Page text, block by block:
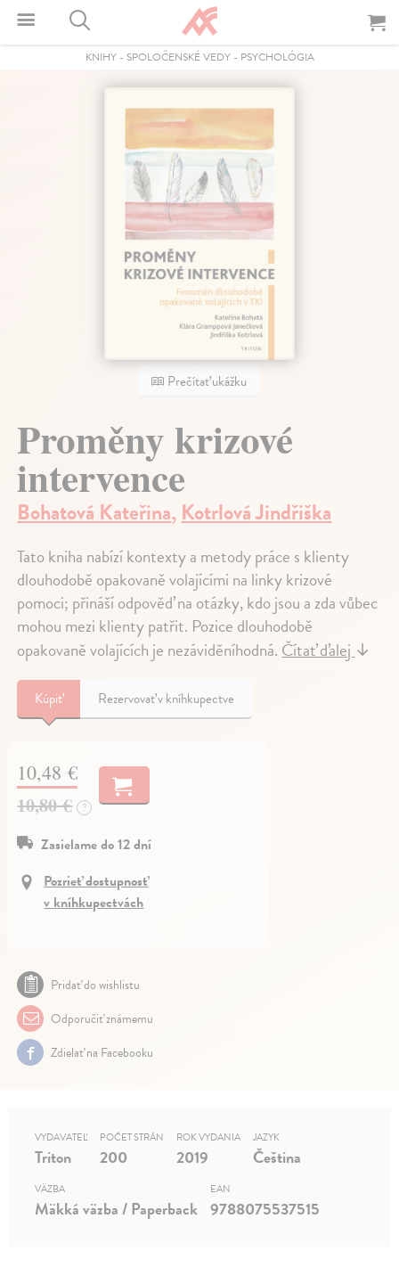
KNIHY- SPOLOČENSKÉ VEDY- PSYCHOLÓGIA
Prečítať ukážku
Proměny krizové
intervence
Bohatová Kateřina,Kotrlová Jindřiška
Tato kniha nabízí kontexty a metody práce s klienty
dlouhodobě opakovaně volajícími na linky krizové
pomoci; přináší odpověď na otázky, kdo jsou a zda vůbec
mohou mezi klienty patřit. Pozice dlouhodobě
opakovaně volajících je nezáviděníhodná.Čítať ďalej↓
Kúpiť Rezervovať v kníhkupectve
10,48 €
10,80 € ?
Zasielame do 12 dní
Pozrieť dostupnosť
v kníhkupectvách
Pridať do wishlistu
Odporučiť známemu
Zdielať na Facebooku
VYDAVATEĽ
Triton
POČET STRÁN
200
ROK VYDANIA
2019
JAZYK
Čeština
VÄZBA
Mäkká väzba / Paperback
EAN
9788075537515